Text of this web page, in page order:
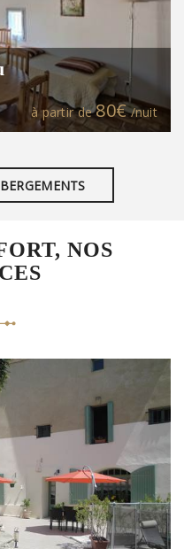
à partir de80€/nuit
NOS